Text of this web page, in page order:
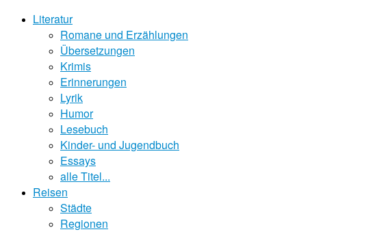
Literatur
Romane und Erzählungen
Übersetzungen
Krimis
Erinnerungen
Lyrik
Humor
Lesebuch
Kinder- und Jugendbuch
Essays
alle Titel...
Reisen
Städte
Regionen